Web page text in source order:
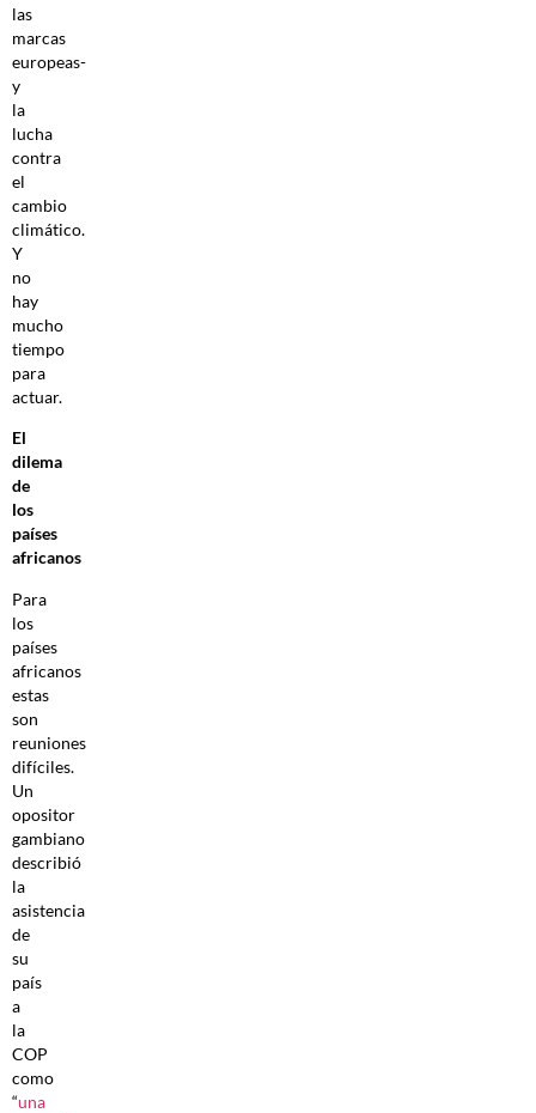
las
marcas
europeas-
y
la
lucha
contra
el
cambio
climático.
Y
no
hay
mucho
tiempo
para
actuar.
El
dilema
de
los
países
africanos
Para
los
países
africanos
estas
son
reuniones
difíciles.
Un
opositor
gambiano
describió
la
asistencia
de
su
país
a
la
COP
como
“una